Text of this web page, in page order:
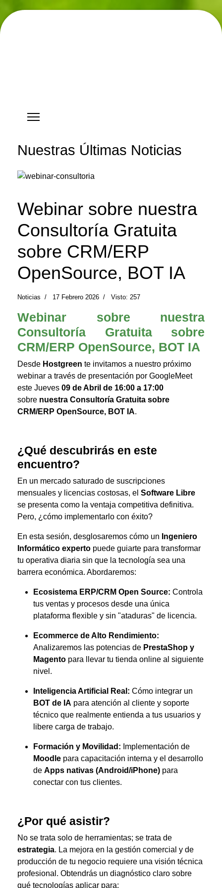
Nuestras Últimas Noticias
Webinar sobre nuestra
Consultoría Gratuita
sobre CRM/ERP
OpenSource, BOT IA
Noticias 17 Febrero 2026 Visto: 257
Webinar sobre nuestra
Consultoría Gratuita sobre
CRM/ERP OpenSource, BOT IA
Desde Hostgreen te invitamos a nuestro próximo
webinar a través de presentación por GoogleMeet
este Jueves 09 de Abril de 16:00 a 17:00
sobre nuestra Consultoría Gratuita sobre
CRM/ERP OpenSource, BOT IA.
¿Qué descubrirás en este
encuentro?
En un mercado saturado de suscripciones
mensuales y licencias costosas, el Software Libre
se presenta como la ventaja competitiva definitiva.
Pero, ¿cómo implementarlo con éxito?
En esta sesión, desglosaremos cómo un Ingeniero
Informático experto puede guiarte para transformar
tu operativa diaria sin que la tecnología sea una
barrera económica. Abordaremos:
Ecosistema ERP/CRM Open Source: Controla
tus ventas y procesos desde una única
plataforma flexible y sin "ataduras" de licencia.
Ecommerce de Alto Rendimiento:
Analizaremos las potencias de PrestaShop y
Magento para llevar tu tienda online al siguiente
nivel.
Inteligencia Artificial Real: Cómo integrar un
BOT de IA para atención al cliente y soporte
técnico que realmente entienda a tus usuarios y
libere carga de trabajo.
Formación y Movilidad: Implementación de
Moodle para capacitación interna y el desarrollo
de Apps nativas (Android/iPhone) para
conectar con tus clientes.
¿Por qué asistir?
No se trata solo de herramientas; se trata de
estrategia. La mejora en la gestión comercial y de
producción de tu negocio requiere una visión técnica
profesional. Obtendrás un diagnóstico claro sobre
qué tecnologías aplicar para: